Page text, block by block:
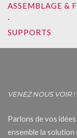
ASSEMBLAGE &
∙
SUPPORTS
VENEZ NOUS VOIR !
Parlons de vos
ensemble la solution